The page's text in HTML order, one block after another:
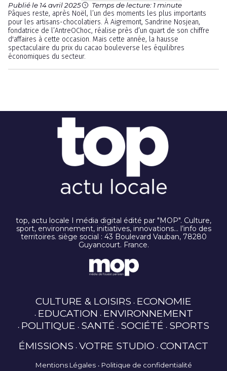
Publié le 14 avril 2025 Temps de lecture: 1 minute
Pâques reste, après Noël, l’un des moments les plus importants
pour les artisans-chocolatiers. À Aigremont, Sandrine Nosjean,
fondatrice de l’AntreOChoc, réalise près d’un quart de son chiffre
d'affaires à cette occasion. Mais cette année, la hausse
spectaculaire du prix du cacao bouleverse les équilibres
économiques du secteur.
top, actu locale I média digital édité par "MOP". Culture,
sport, environnement, initiatives, innovations… l’info des
territoires. siège social : 43 Boulevard Vauban, 78280
Guyancourt. France.
CULTURE & LOISIRS ECONOMIE
EDUCATION ENVIRONNEMENT
POLITIQUE SANTÉ SOCIÉTÉ SPORTS
ÉMISSIONS VOTRE STUDIO CONTACT
Mentions Légales
Politique de confidentialité